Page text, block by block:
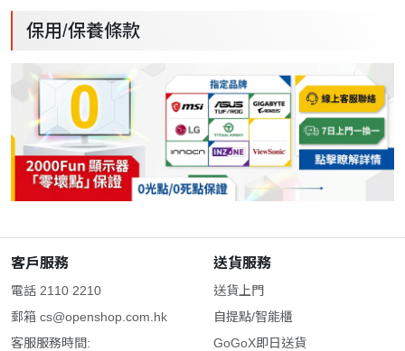
保用/保養條款
客戶服務
電話 2110 2210
郵箱 cs@openshop.com.hk
客服服務時間:
送貨服務
送貨上門
自提點/智能櫃
GoGoX即日送貨